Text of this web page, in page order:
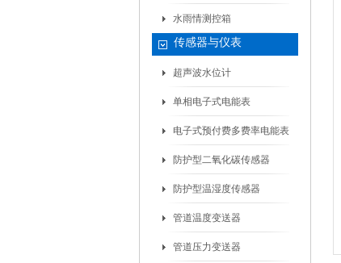
水雨情测控箱
传感器与仪表
超声波水位计
单相电子式电能表
电子式预付费多费率电能表
防护型二氧化碳传感器
防护型温湿度传感器
管道温度变送器
管道压力变送器